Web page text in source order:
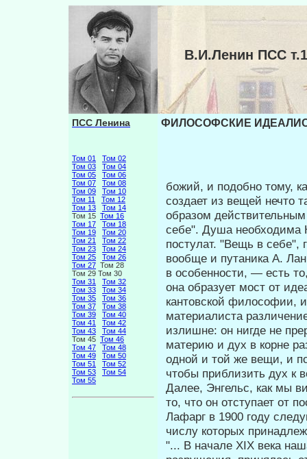
В.И.Ленин ПСС
ПСС Ленина
Том 01
Том 02
Том 03
Том 04
Том 05
Том 06
Том 07
Том 08
Том 09
Том 10
Том 11
Том 12
Том 13
Том 14
Том 15 Том 16
Том 17
Том 18
Том 19
Том 20
Том 21
Том 22
Том 23
Том 24
Том 25
Том 26
Том 27 Том 28
Том 29 Том 30
Том 31
Том 32
Том 33
Том 34
Том 35
Том 36
Том 37
Том 38
Том 39
Том 40
Том 41
Том 42
Том 43
Том 44
Том 45 Том 46
Том 47
Том 48
Том 49
Том 50
Том 51
Том 52
Том 53
Том 54
Том 55
ФИЛОСОФСКИЕ
божий, и подобно тому,
создает из вещей нечто
образом
себе". Душа необходима
постулат. "Вещь в себе",
вообще и путаника А.
в особенности, — есть
она образует мост от
кантовской философии, и
мате­риалиста
излишне: он нигде не
материю и дух в корне
одной и той же вещи, и
чтобы приблизить дух к
Далее, Энгельс, как мы
то, что он отступает от
Лафарг в 1900 году
числу которых
"... В начале XIX века